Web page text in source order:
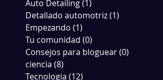
Auto Detailing(1)
Detallado automotriz(1)
Empezando (1)
Tu comunidad (0)
Consejos para bloguear(0)
ciencia (8)
Tecnologia (12)